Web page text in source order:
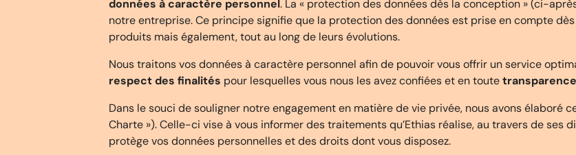
données à caractère personnel. La « protection des données dès la conception » (ci-
notre entreprise. Ce principe signifie que la protection des données est prise en compte
produits mais également, tout au long de leurs évolutions.
Nous traitons vos données à caractère personnel afin de pouvoir vous offrir un service
respect des finalités pour lesquelles vous nous les avez confiées et en toutetransparence
Dans le souci de souligner notre engagement en matière de vie privée, nous avons
Charte »). Celle-ci vise à vous informer des traitements qu’Ethias réalise, au travers de ses
protège vos données personnelles et des droits dont vous disposez.